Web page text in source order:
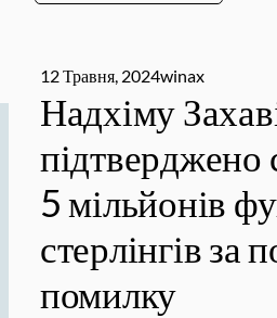
12 Травня, 2024winax
Надхіму
підтверджено
5 мільйонів
стерлінгів за
помилку